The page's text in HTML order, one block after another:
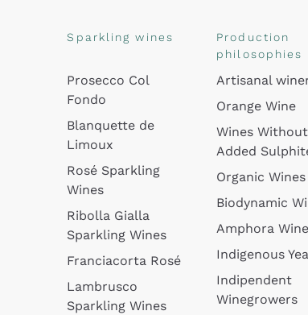
Sparkling wines
Prosecco Col
Fondo
Blanquette de
Limoux
Rosé Sparkling
Wines
Ribolla Gialla
Sparkling Wines
Franciacorta Rosé
Lambrusco
Sparkling Wines
Production
philosophies
Artisanal
Orange Wine
Wines Without
Added
Organic Wines
Biodynamic
Amphora
Indigenous
Indipendent
Winegrowers